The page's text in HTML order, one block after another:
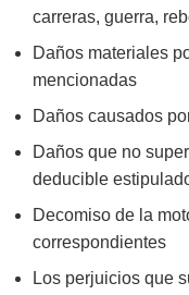
carreras, guerra,
Daños materiales
mencionadas
Daños causados
Daños que no
deducible
Decomiso de la
correspondientes
Los perjuicios que